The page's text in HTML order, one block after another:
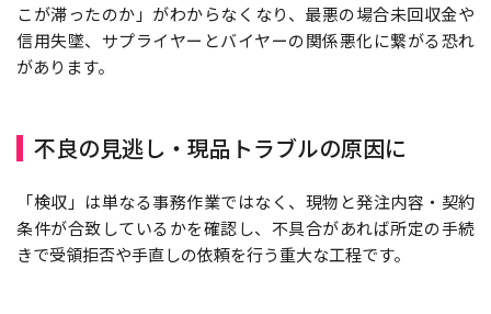
こが滞ったのか」がわからなくなり、最悪の場合未回収金や
信用失墜、サプライヤーとバイヤーの関係悪化に繋がる恐れ
があります。
不良の見逃し・現品トラブルの原因に
「検収」は単なる事務作業ではなく、現物と発注内容・契約
条件が合致しているかを確認し、不具合があれば所定の手続
きで受領拒否や手直しの依頼を行う重大な工程です。